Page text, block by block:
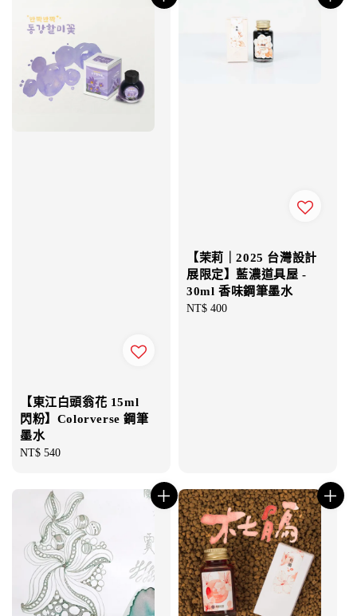
【東江白頭翁花 15ml
閃粉】Colorverse 鋼筆
墨水
Regular
NT$ 540
【茉莉｜2025 台灣設計
展限定】藍濃道具屋 -
30ml 香味鋼筆墨水
Regular
NT$ 400